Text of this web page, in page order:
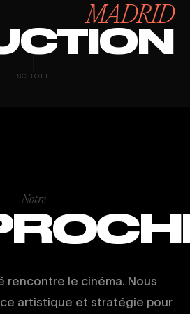
MADRID
SCROLL
Notre
rencontre le cinéma. Nous
artistique et stratégie pour